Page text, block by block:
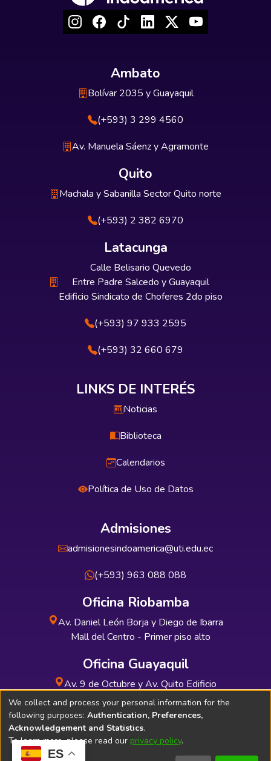
ES
Ambato
Bolívar 2035 y Guayaquil
(+593) 3 299 4560
Av. Manuela Sáenz y Agramonte
Quito
Machala y Sabanilla Sector Quito norte
(+593) 2 382 6970
Latacunga
Calle Belisario Quevedo
Entre Padre Salcedo y Guayaquil
Edificio Sindicato de Choferes 2do piso
(+593) 97 933 2595
(+593) 32 660 679
LINKS DE INTERÉS
Noticias
Biblioteca
Calendarios
Política de Uso de Datos
Admisiones
admisionesindoamerica@uti.edu.ec
(+593) 963 088 088
Oficina Riobamba
Av. Daniel León Borja y Diego de Ibarra
Mall del Centro - Primer piso alto
Oficina Guayaquil
Av. 9 de Octubre y Av. Quito Edificio
INDUAUTO - Planta baja
Soporte Técnico Bibliolatino.com
We collect and process your personal information for the
following purposes: Authentication, Preferences,
Acknowledgement and Statistics.
To learn more, please read our privacy policy.